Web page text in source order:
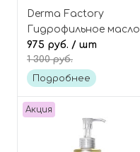
Derma Factory
Гидрофильное масло
для демакияжа с 5%
масла жожоба, Jojoba
5% cleansing oil
975 руб. / шт
1 300 руб.
Подробнее
Акция